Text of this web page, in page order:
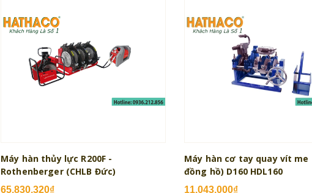
Máy hàn thủy lực R200F -
Rothenberger (CHLB Đức)
65.830.320₫
Máy hàn cơ tay quay vít me
đồng hồ) D160 HDL160
11.043.000₫